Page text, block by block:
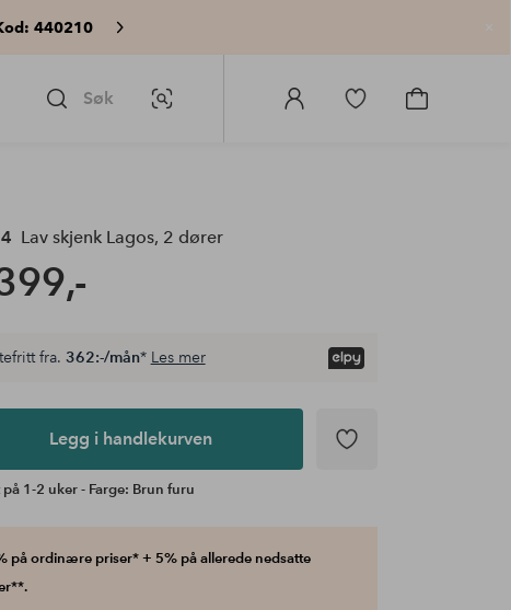
440210
Søk Bildesøk
Logg
Gå
Gå
Lav skjenk Lagos, 2 dører
fra. 362:-/mån* Les mer
Legg i handlekurven
på 1-2 uker - Farge: Brun furu
på ordinære priser* + 5% på allerede nedsatte